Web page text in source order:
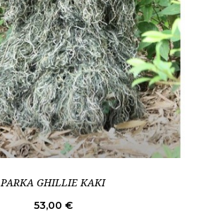
PARKA GHILLIE KAKI
Prix
53,00 €